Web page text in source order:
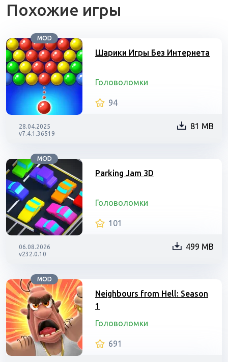
Похожие игры
MOD
Шарики Игры Без Интернета
Головоломки
94
28.04.2025
v7.4.1.36519
81 MB
MOD
Parking Jam 3D
Головоломки
101
06.08.2026
v232.0.10
499 MB
MOD
Neighbours from Hell: Season
1
Головоломки
691